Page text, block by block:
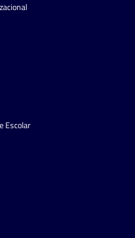
Escolar